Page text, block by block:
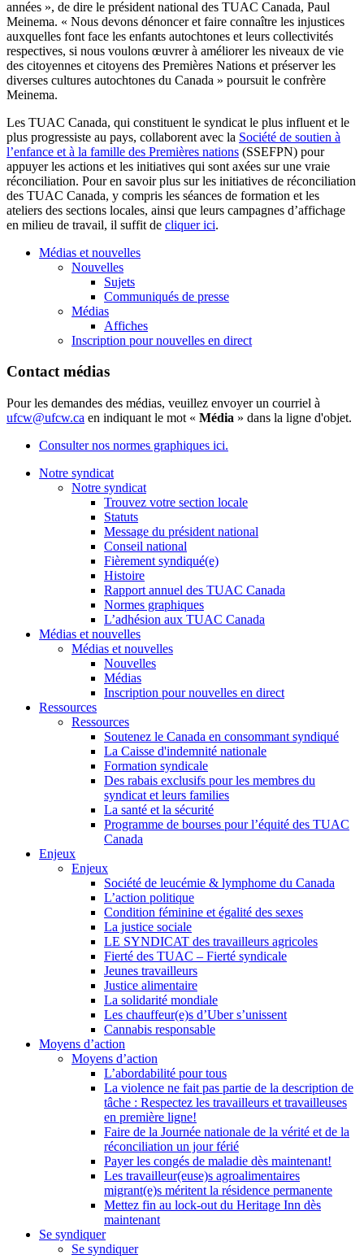
années », de dire le président national des TUAC Canada, Paul
Meinema. « Nous devons dénoncer et faire connaître les injustices
auxquelles font face les enfants autochtones et leurs collectivités
respectives, si nous voulons œuvrer à améliorer les niveaux de vie
des citoyennes et citoyens des Premières Nations et préserver les
diverses cultures autochtones du Canada » poursuit le confrère
Meinema.
Les TUAC Canada, qui constituent le syndicat le plus influent et le
plus progressiste au pays, collaborent avec la Société de soutien à
l’enfance et à la famille des Premières nations (SSEFPN) pour
appuyer les actions et les initiatives qui sont axées sur une vraie
réconciliation. Pour en savoir plus sur les initiatives de réconciliation
des TUAC Canada, y compris les séances de formation et les
ateliers des sections locales, ainsi que leurs campagnes d’affichage
en milieu de travail, il suffit de cliquer ici.
Médias et nouvelles
Nouvelles
Sujets
Communiqués de presse
Médias
Affiches
Inscription pour nouvelles en direct
Contact médias
Pour les demandes des médias, veuillez envoyer un courriel à
ufcw@ufcw.ca en indiquant le mot « Média » dans la ligne d'objet.
Consulter nos normes graphiques ici.
Notre syndicat
Notre syndicat
Trouvez votre section locale
Statuts
Message du président national
Conseil national
Fièrement syndiqué(e)
Histoire
Rapport annuel des TUAC Canada
Normes graphiques
L’adhésion aux TUAC Canada
Médias et nouvelles
Médias et nouvelles
Nouvelles
Médias
Inscription pour nouvelles en direct
Ressources
Ressources
Soutenez le Canada en consommant syndiqué
La Caisse d'indemnité nationale
Formation syndicale
Des rabais exclusifs pour les membres du
syndicat et leurs families
La santé et la sécurité
Programme de bourses pour l’équité des TUAC
Canada
Enjeux
Enjeux
Société de leucémie & lymphome du Canada
L’action politique
Condition féminine et égalité des sexes
La justice sociale
LE SYNDICAT des travailleurs agricoles
Fierté des TUAC – Fierté syndicale
Jeunes travailleurs
Justice alimentaire
La solidarité mondiale
Les chauffeur(e)s d’Uber s’unissent
Cannabis responsable
Moyens d’action
Moyens d’action
L’abordabilité pour tous
La violence ne fait pas partie de la description de
tâche : Respectez les travailleurs et travailleuses
en première ligne!
Faire de la Journée nationale de la vérité et de la
réconciliation un jour férié
Payer les congés de maladie dès maintenant!
Les travailleur(euse)s agroalimentaires
migrant(e)s méritent la résidence permanente
Mettez fin au lock-out du Heritage Inn dès
maintenant
Se syndiquer
Se syndiquer